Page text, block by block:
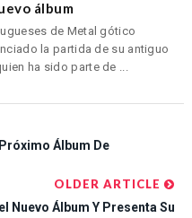
álbum
de Metal gótico
la partida de su antiguo
ha sido parte de ...
Álbum De
OLDER ARTICLE
Nuevo Álbum Y Presenta Su